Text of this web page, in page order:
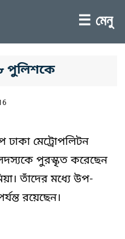
☰ মেনু
পুলিশকে
মেট্রোপলিটন
পুরস্কৃত করেছেন
তাঁদের মধ্যে উপ-
রয়েছেন।